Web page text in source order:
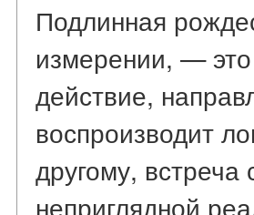
Подлинная
измерении, —
действие,
воспроизводит
другому,
неприглядной